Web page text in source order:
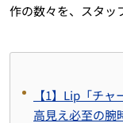
作の数々を、スタッ
【1】Lip「チ
高見え必至の腕